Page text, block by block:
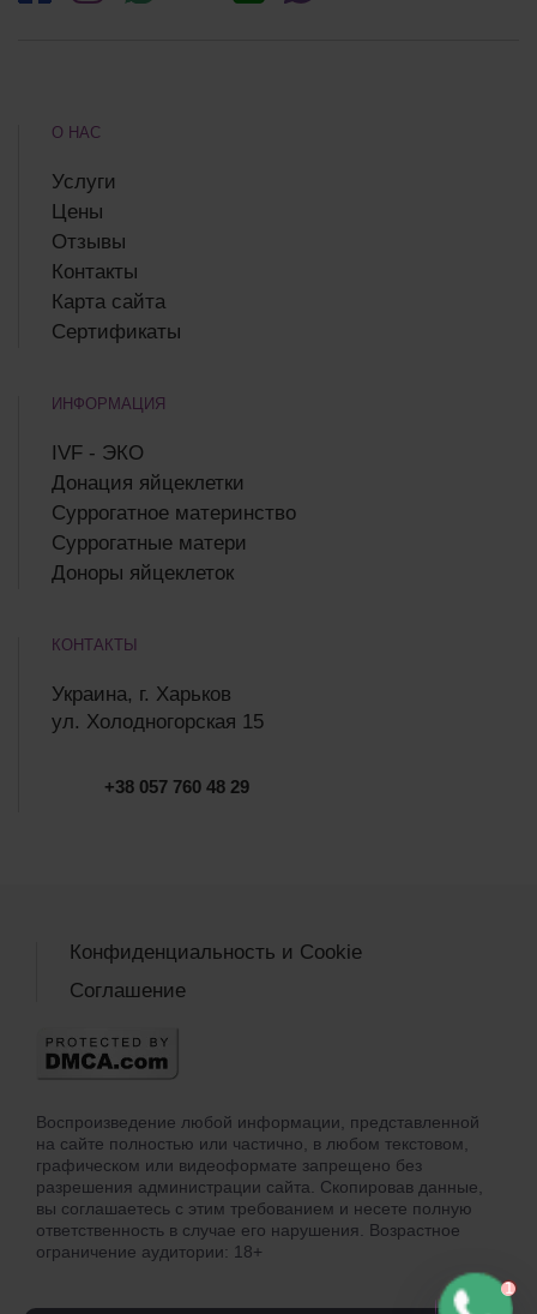
О НАС
Услуги
Цены
Отзывы
Контакты
Карта сайта
Сертификаты
ИНФОРМАЦИЯ
IVF - ЭКО
Донация яйцеклетки
Суррогатное материнство
Суррогатные матери
Доноры яйцеклеток
КОНТАКТЫ
Украина, г. Харьков
ул. Холодногорская 15
+38 057 760 48 29
Воспроизведение любой информации, представленной
на сайте полностью или частично, в любом текстовом,
графическом или видеоформате запрещено без
разрешения администрации сайта. Скопировав данные,
вы соглашаетесь с этим требованием и несете полную
ответственность в случае его нарушения. Возрастное
ограничение аудитории: 18+
Конфиденциальность и Cookie
Соглашение